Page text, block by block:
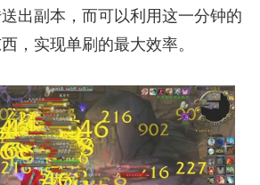
出副本，而可以利用这一分钟的
，实现单刷的最大效率。